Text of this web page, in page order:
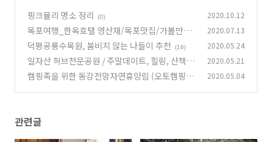
핑크뮬리 명소 정리
(0) 2020.10.12
목포여행_한옥호텔 영산재/목포맛집/가볼만한
곳
(2)
2020.07.13
덕평공룡수목원, 붐비지 않는 나들이 추천 (16) 2020.05.24
일자산 허브천문공원 / 주말데이트, 힐링, 산책하
기 좋은 피크닉 장소 추천 (25)
2020.05.21
캠핑족을 위한 동강전망자연휴양림 (오토캠핑
2020.05.04
관련글